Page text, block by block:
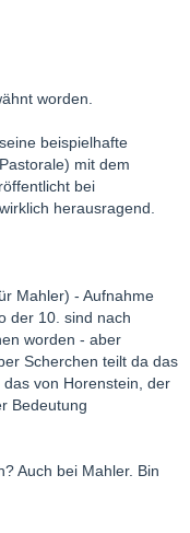
worden.
beispielhafte
mit dem
bei
herausragend.
Mahler) - Aufnahme
der 10. sind nach
worden - aber
Scherchen teilt da das
von Horenstein, der
Bedeutung
Auch bei Mahler. Bin